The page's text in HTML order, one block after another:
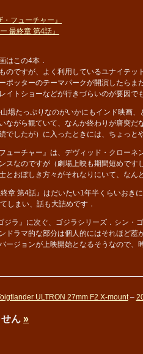
フューチャー』
最終章 第4話』
はこの4本．
のですが、よく利用しているユナイテッ
ポッターのテーマパークが開演したら
イトショーなどが行きづらいのが要因で
場たっぷりなのがいかにもインド映画、
ながら観ていて、なんか終わりが唐突だ
でしたが）に入ったときには、ちょっと
ューチャー』は、デヴィッド・クローネ
スなのですが（劇場上映も期間短めで
とおぼしき方々がそれなりにいて、なん
章 第4話』はだいたい1年半くらいおき
しまい、話も大詰めです．
ラ』に次ぐ、ゴジラシリーズ．シン・
ドラマ的な部分は個人的にはそれほど惹
ージョンが上映開始となるそうなので
ULTRON 27mm F2 X-mount–
ん »